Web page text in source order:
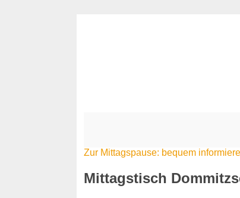
Zur Mittagspause: bequem
Mittagstisch